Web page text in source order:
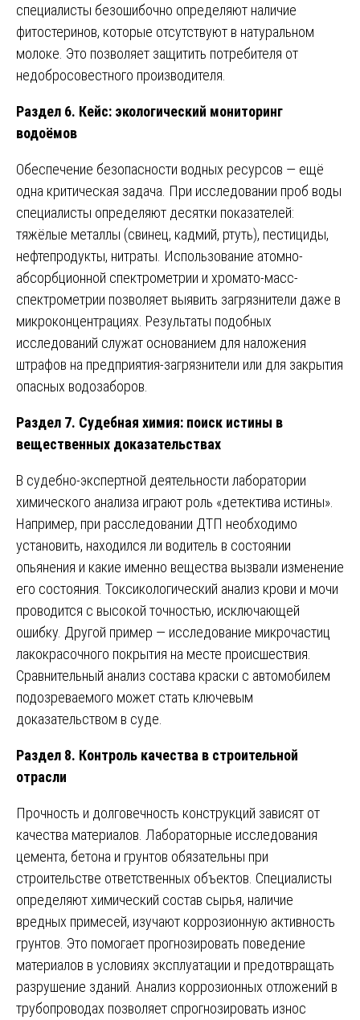
специалисты безошибочно определяют наличие
фитостеринов, которые отсутствуют в натуральном
молоке. Это позволяет защитить потребителя от
недобросовестного производителя.
Раздел 6. Кейс: экологический мониторинг
водоёмов
Обеспечение безопасности водных ресурсов — ещё
одна критическая задача. При исследовании проб воды
специалисты определяют десятки показателей:
тяжёлые металлы (свинец, кадмий, ртуть), пестициды,
нефтепродукты, нитраты. Использование атомно-
абсорбционной спектрометрии и хромато-масс-
спектрометрии позволяет выявить загрязнители даже в
микроконцентрациях. Результаты подобных
исследований служат основанием для наложения
штрафов на предприятия-загрязнители или для закрытия
опасных водозаборов.
Раздел 7. Судебная химия: поиск истины в
вещественных доказательствах
В судебно-экспертной деятельности лаборатории
химического анализа играют роль «детектива истины».
Например, при расследовании ДТП необходимо
установить, находился ли водитель в состоянии
опьянения и какие именно вещества вызвали изменение
его состояния. Токсикологический анализ крови и мочи
проводится с высокой точностью, исключающей
ошибку. Другой пример — исследование микрочастиц
лакокрасочного покрытия на месте происшествия.
Сравнительный анализ состава краски с автомобилем
подозреваемого может стать ключевым
доказательством в суде.
Раздел 8. Контроль качества в строительной
отрасли
Прочность и долговечность конструкций зависят от
качества материалов. Лабораторные исследования
цемента, бетона и грунтов обязательны при
строительстве ответственных объектов. Специалисты
определяют химический состав сырья, наличие
вредных примесей, изучают коррозионную активность
грунтов. Это помогает прогнозировать поведение
материалов в условиях эксплуатации и предотвращать
разрушение зданий. Анализ коррозионных отложений в
трубопроводах позволяет спрогнозировать износ